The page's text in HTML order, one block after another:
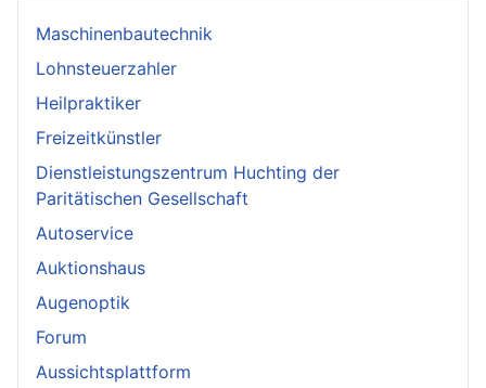
Maschinenbautechnik
Lohnsteuerzahler
Heilpraktiker
Freizeitkünstler
Dienstleistungszentrum Huchting der
Paritätischen Gesellschaft
Autoservice
Auktionshaus
Augenoptik
Forum
Aussichtsplattform